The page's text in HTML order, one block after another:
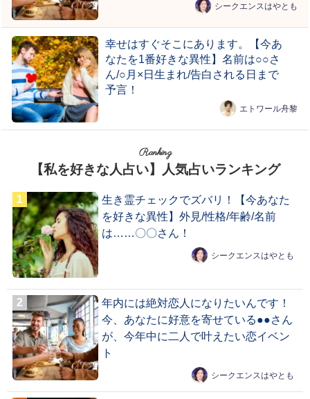
シークエンスはやとも
幸せはすぐそこにあります。【今あ
なたを1番好きな異性】名前は○○さ
ん/○月×日生まれ/告白される日まで
予言！
エトワール舟黎
Ranking
【私を好きな人占い】人気占いランキング
生き霊チェックでズバリ！【今あなた
を好きな異性】外見/性格/年齢/名前
は……〇〇さん！
シークエンスはやとも
年内には絶対恋人になりたいんです！
今、あなたに好意を寄せている●●さん
が、今年中に二人で叶えたい恋イベン
ト
シークエンスはやとも